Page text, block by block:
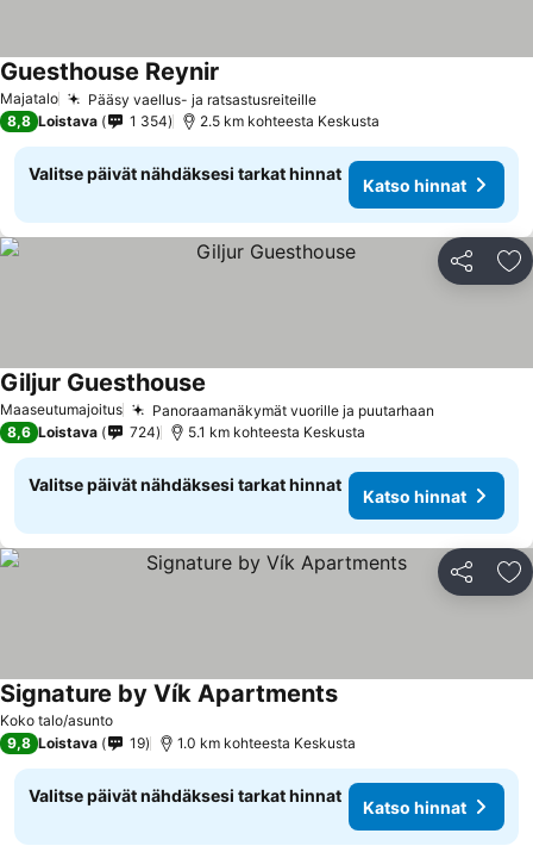
Majatalo Pääsy vaellus- ja ratsastusreiteilleKatso hinnat
Guesthouse Reynir
8,8 Loistava 1 354 2.5 km kohteesta Keskusta
Valitse päivät nähdäksesi tarkat hinnat
Katso hinnat
Jaa
Maaseutumajoitus Panoraamanäkymät vuorille ja puutarhaan
Giljur Guesthouse
8,6 Loistava 724 5.1 km kohteesta Keskusta
Valitse päivät nähdäksesi tarkat hinnat
Katso hinnat
Jaa
Koko talo/asunto
Signature by Vík ApartmentsKatso hinnat
9,8 Loistava 19 1.0 km kohteesta Keskusta
Valitse päivät nähdäksesi tarkat hinnat
Katso hinnat